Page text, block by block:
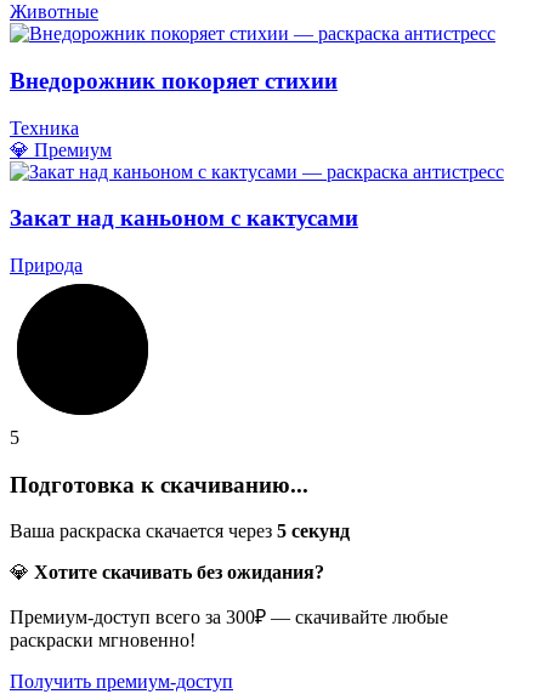
Животные
Внедорожник покоряет стихии
Техника
💎 Премиум
Закат над каньоном с кактусами
Природа
5
Подготовка к скачиванию...
Ваша раскраска скачается через 5 секунд
💎 Хотите скачивать без ожидания?
Премиум-доступ всего за 300₽ — скачивайте любые
раскраски мгновенно!
Получить премиум-доступ